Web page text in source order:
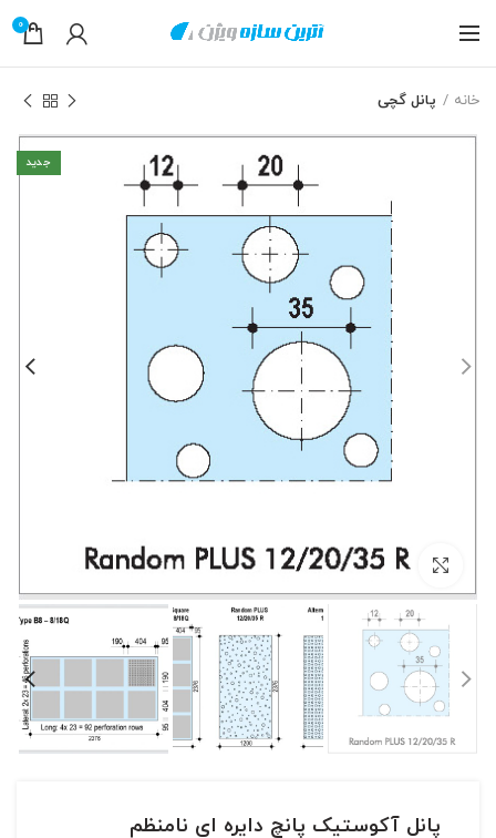
0
خانه پانل گچی
جدید
بزرگنمایی تصویر
پانل آکوستیک پانچ دایره ای نامنظم